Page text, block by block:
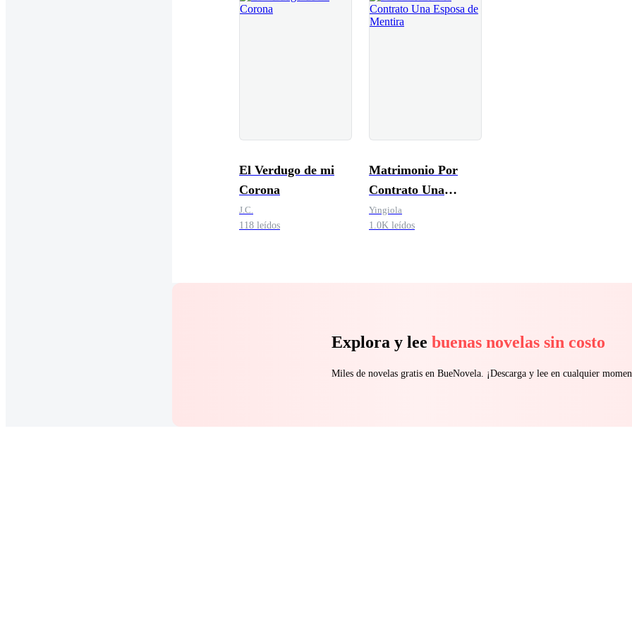
El Verdugo de mi
Corona
J.C.
118 leídos
Matrimonio Por
Contrato Una
Esposa de Mentira
Yingiola
1.0K leídos
Explora y lee buenas novelas sin costo
Miles de novelas gratis en BueNovela. ¡Descarga y lee en cualquier